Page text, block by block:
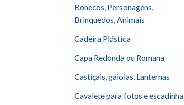
Bonecos, Personagens,
Brinquedos, Animais
Cadeira Plástica
Capa Redonda ou Romana
Castiçais, gaiolas, Lanternas
Cavalete para fotos e escadinha